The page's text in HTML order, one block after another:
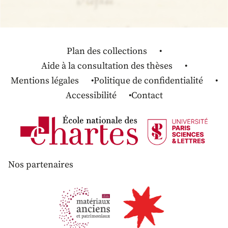
Plan des collections
Aide à la consultation des thèses
Mentions légales
Politique de confidentialité
Accessibilité
Contact
Nos partenaires